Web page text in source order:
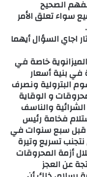
الصحيح
سواء تعلق الأمر
اجاي السؤال أيهما
خاصة في
في بنية أسعار
البترولية ونصرف
و الوقاية
والناسف
فخامة رئيس
قبل سبع سنوات في
تسريع وتيرة
أزمة المحروقات
عن العجز